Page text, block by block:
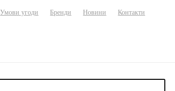
Умови угоди Бренди Новини Контакти